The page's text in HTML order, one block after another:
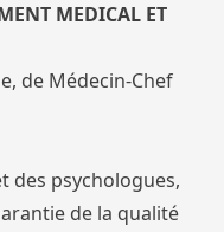
MEDICAL ET
de Médecin-Chef
des psychologues,
de la qualité